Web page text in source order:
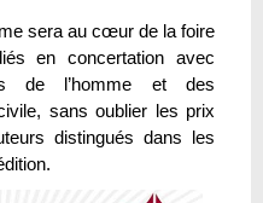
sera au cœur de la foire
en concertation avec
de l’homme et des
sans oublier les prix
distingués dans les